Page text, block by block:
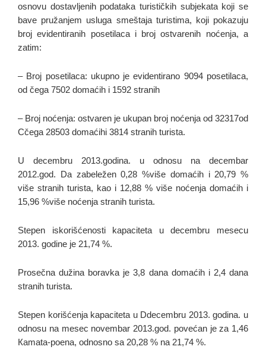
osnovu dostavljenih podataka turističkih subjekata koji se
bave pruža­njem usluga smeštaja turistima, koji pokazuju
broj evidentiranih posetilaca i broj ostvarenih noćenja, a
zatim:
– Broj posetilaca: ukupno je evidentirano 9094 posetilaca,
od čega 7502 domaćih i 1592 stranih
– Broj noćenja: ostvaren je ukupan broj noćenja od 32317od
Cčega 28503 domaćihi 3814 stranih turista.
U decembru 2013.godina. u odnosu na decembar
2012.god. Da zabeležen 0,28 %više domaćih i 20,79 %
više stranih turista, kao i 12,88 % više noćenja domaćih i
15,96 %više noćenja stranih turista.
Stepen iskorišćenosti kapaciteta u decembru mesecu
2013. godine je 21,74 %.
Prosečna dužina boravka je 3,8 dana domaćih i 2,4 dana
stranih turista.
Stepen korišćenja kapaciteta u Ddecembru 2013. godina. u
odnosu na mesec novembar 2013.god. povećan je za 1,46
Кamata-poena, odnosno sa 20,28 % na 21,74 %.